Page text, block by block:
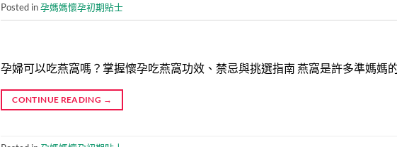
Posted in孕媽媽懷孕初期貼士
孕婦可以吃燕窩嗎？掌握懷孕吃燕窩功效、禁忌與挑選指南 燕窩是許多準媽媽
CONTINUE READING →